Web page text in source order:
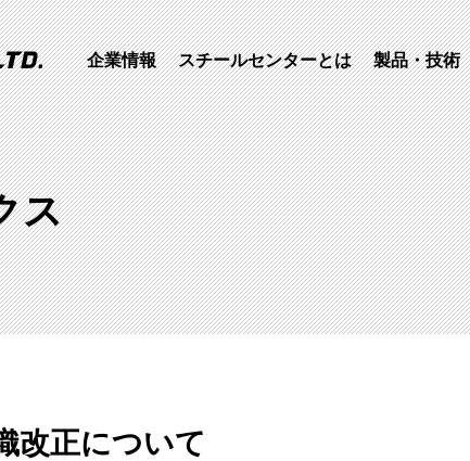
株式会社スチールセンター
企業情報 スチールセンターとは 製品・技術
ス
改正について